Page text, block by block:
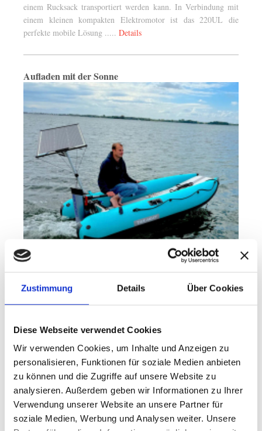
Zustimmung Details Über Cookies
Diese Webseite verwendet Cookies
Wir verwenden Cookies, um Inhalte und Anzeigen zu
personalisieren, Funktionen für soziale Medien anbieten
zu können und die Zugriffe auf unsere Website zu
analysieren. Außerdem geben wir Informationen zu Ihrer
Verwendung unserer Website an unsere Partner für
soziale Medien, Werbung und Analysen weiter. Unsere
einem Rucksack transportiert werden kann. In Verbindung mit
einem kleinen kompakten Elektromotor ist das 220UL die
perfekte mobile Lösung ..... Details
Aufladen mit der Sonne
Perfekt installiertes Solarpanel für alle, die unabhängig
unterwegs sein wollen – egal ob beim Landgang, Angeln oder
Takayak-395